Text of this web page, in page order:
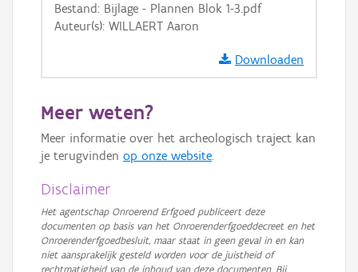
Bestand: Bijlage - Plannen Blok 1-3.pdf
Auteur(s): WILLAERT Aaron
Downloaden
Meer weten?
Meer informatie over het archeologisch traject kan
je terugvinden op onze website.
Disclaimer
Het agentschap Onroerend Erfgoed publiceert deze
documenten op basis van het Onroerenderfgoeddecreet en het
Onroerenderfgoedbesluit, maar staat in geen geval in en kan
niet aansprakelijk gesteld worden voor de juistheid of
rechtmatigheid van de inhoud van deze documenten. Bij